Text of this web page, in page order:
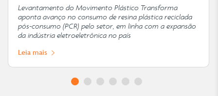
Levantamento do Movimento Plástico Transforma
aponta avanço no consumo de resina plástica reciclada
pós-consumo (PCR) pelo setor, em linha com a expansão
da indústria eletroeletrônica no país
Leia mais